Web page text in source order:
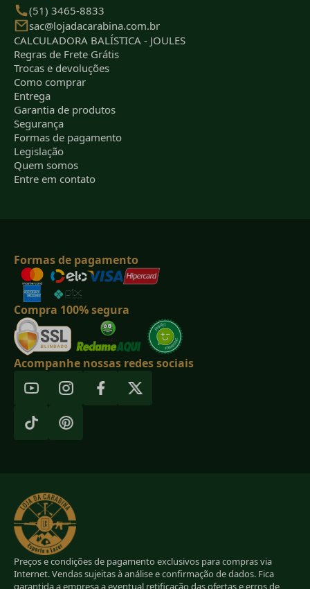
(51) 3465-8833
sac@lojadacarabina.com.br
CALCULADORA BALÍSTICA - JOULES
Regras de Frete Grátis
Trocas e devoluções
Como comprar
Entrega
Garantia de produtos
Segurança
Formas de pagamento
Legislação
Quem somos
Entre em contato
Formas de pagamento
Compra 100% segura
Acompanhe nossas redes sociais
Preços e condições de pagamento exclusivos para compras via
Internet. Vendas sujeitas à análise e confirmação de dados. Fica
garantida a empresa a eventual retificação das ofertas e erros de